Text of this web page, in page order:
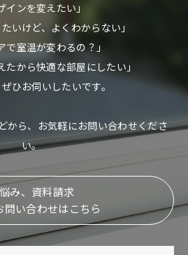
インを変えたい」
いけど、よくわからない」
で室温が変わるの？」
たから快適な部屋にしたい」
ひお伺いしたいです。
から、お気軽にお問い合わせくださ
い。
み、資料請求
問い合わせはこちら